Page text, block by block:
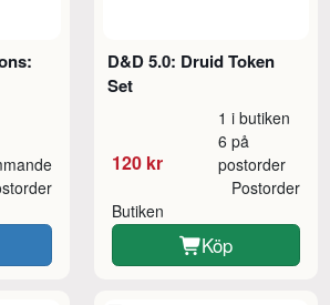
D&D 5.0: Druid Token
Set
120 kr
1 i butiken
6 på
postorder
Butiken
Postorder
Köp